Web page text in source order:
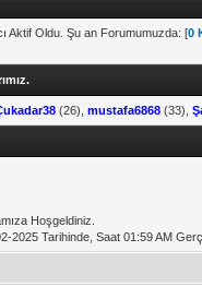
Aktif Oldu. Şu an Forumumuzda: [0
(26), mustafa6868 (33),
Hoşgeldiniz.
2025 Tarihinde, Saat 01:59 AM